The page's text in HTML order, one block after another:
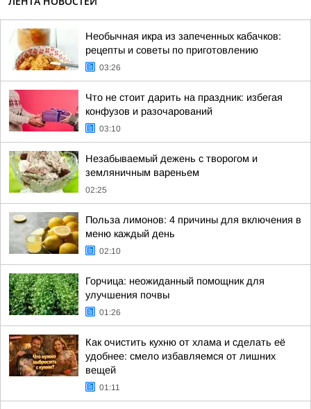
Необычная икра из запеченных кабачков:
рецепты и советы по приготовлению
03:26
Что не стоит дарить на праздник: избегая
конфузов и разочарований
03:10
Незабываемый дежень с творогом и
земляничным вареньем
02:25
Польза лимонов: 4 причины для включения в
меню каждый день
02:10
Горчица: неожиданный помощник для
улучшения почвы
01:26
Как очистить кухню от хлама и сделать её
удобнее: смело избавляемся от лишних
вещей
01:11